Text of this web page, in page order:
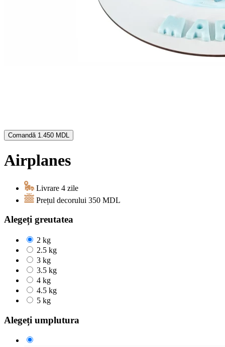
Comandă 1.450 MDL
Airplanes
Livrare 4 zile
Prețul decorului 350 MDL
Alegeți greutatea
2 kg
2.5 kg
3 kg
3.5 kg
4 kg
4.5 kg
5 kg
Alegeți umplutura